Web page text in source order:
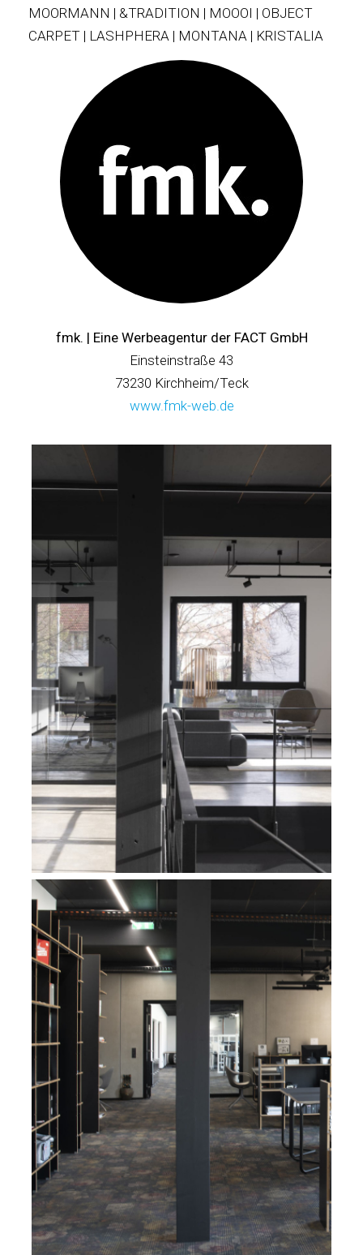
MOORMANN | &TRADITION | MOOOI | OBJECT
CARPET | LASHPHERA | MONTANA | KRISTALIA
fmk. | Eine Werbeagentur der FACT GmbH
Einsteinstraße 43
73230 Kirchheim/Teck
www.fmk-web.de